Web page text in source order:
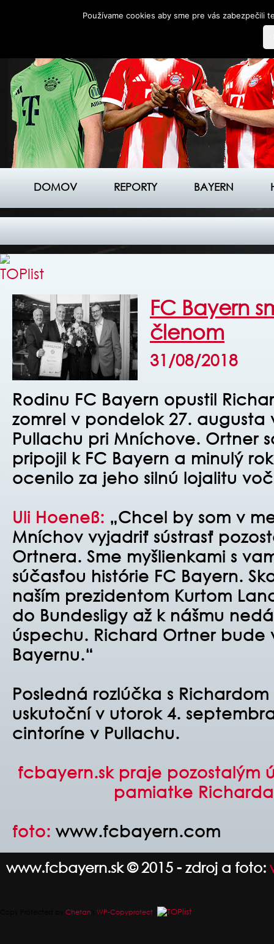
DOMOV REPORTY BAYERN
FC Bayern
členom
31/08/2018
Rodinu FC Bayern opustil
zomrel v pondelok 27. augusta
Pullachu pri Mníchove. Ortner
pripojil k FC Bayern a minulý
ocenilo za jeho silnú lojalitu
Uli Hoeneß: „Chcel by som v
Mníchov vyjadriť sústrasť
Ortnera. Sme myšlienkami s
súčasťou histórie FC Bayern.
naším prezidentom Kurtom
do Bundesligy až k nášmu
úspechu. Richard Ortner bude
Bayernu.“
Posledná rozlúčka s
uskutoční v utorok 4.
cintoríne v Pullachu.
fcbayern.sk praje pozostalým
pamiatke
foto: www.fcbayern.com
www.fcbayern.sk © 2015 - zdroj a foto:
Chetan WP-Copyprotect
Používame cookies aby sme pre vás zabezpečili